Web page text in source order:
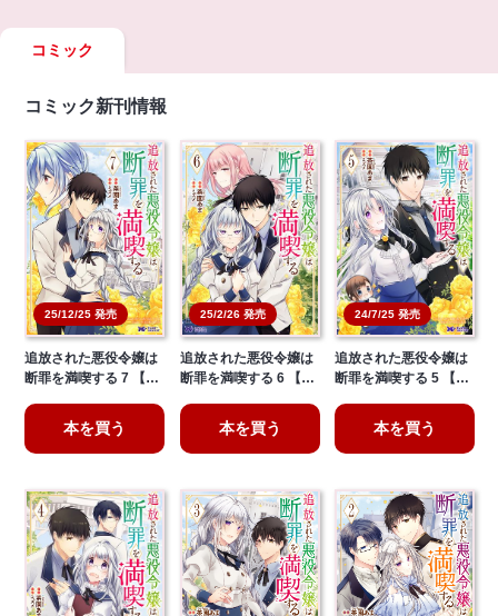
コミック
コミック新刊情報
25/12/25 発売
追放された悪役令嬢は
断罪を満喫する 7 【…
本を買う
25/2/26 発売
追放された悪役令嬢は
断罪を満喫する 6 【…
本を買う
24/7/25 発売
追放された悪役令嬢は
断罪を満喫する 5 【…
本を買う